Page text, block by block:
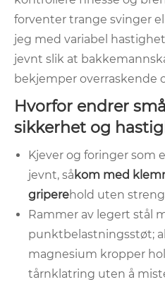
forventer trange svinger
jeg med variabel hastighet
jevnt slik at
bekjemper overraskende
Hvorfor endrer
sikkerhet og
Kjever og foringer som
jevnt, så kom med
griperehold uten
Rammer av legert stål
punktbelastningsstøt;
magnesium kropper
tårnklatring uten å